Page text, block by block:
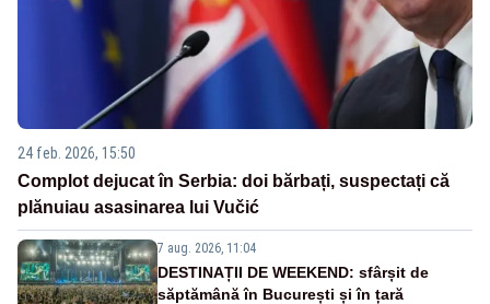
24 feb. 2026, 15:50
Complot dejucat în Serbia: doi bărbați, suspectați că
plănuiau asasinarea lui Vučić
7 aug. 2026, 11:04
DESTINAȚII DE WEEKEND: sfârșit de
săptămână în București și în țară